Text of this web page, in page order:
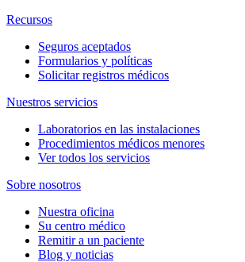
Recursos
Seguros aceptados
Formularios y políticas
Solicitar registros médicos
Nuestros servicios
Laboratorios en las instalaciones
Procedimientos médicos menores
Ver todos los servicios
Sobre nosotros
Nuestra oficina
Su centro médico
Remitir a un paciente
Blog y noticias